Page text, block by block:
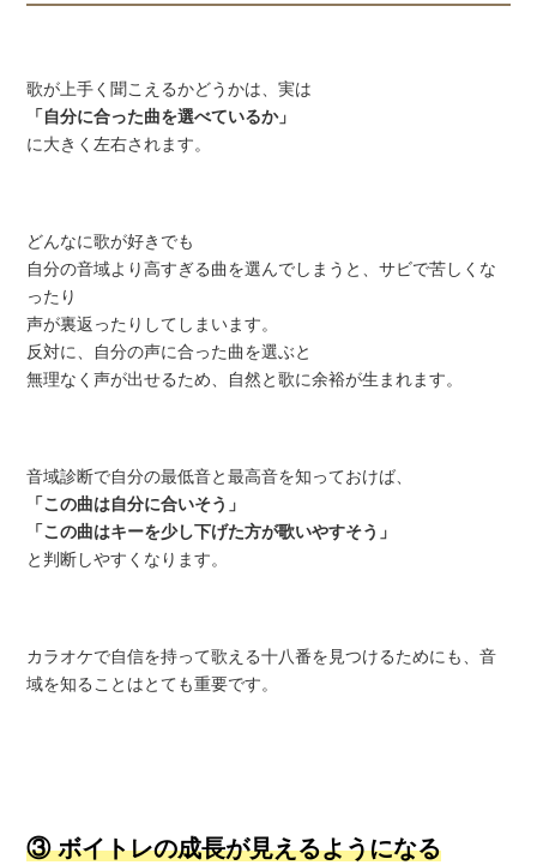
歌が上手く聞こえるかどうかは、実は
「自分に合った曲を選べているか」
に大きく左右されます。
どんなに歌が好きでも
自分の音域より高すぎる曲を選んでしまうと、サビで苦しくな
ったり
声が裏返ったりしてしまいます。
反対に、自分の声に合った曲を選ぶと
無理なく声が出せるため、自然と歌に余裕が生まれます。
音域診断で自分の最低音と最高音を知っておけば、
「この曲は自分に合いそう」
「この曲はキーを少し下げた方が歌いやすそう」
と判断しやすくなります。
カラオケで自信を持って歌える十八番を見つけるためにも、音
域を知ることはとても重要です。
③ ボイトレの成長が見えるようになる